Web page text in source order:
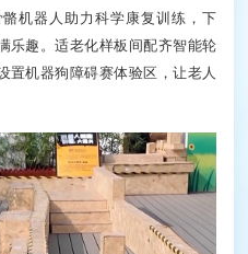
机器人助力科学康复训练，下
乐趣。适老化样板间配齐智能轮
置机器狗障碍赛体验区，让老人